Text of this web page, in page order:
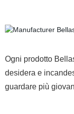
Ogni prodotto
desidera e
guardare più